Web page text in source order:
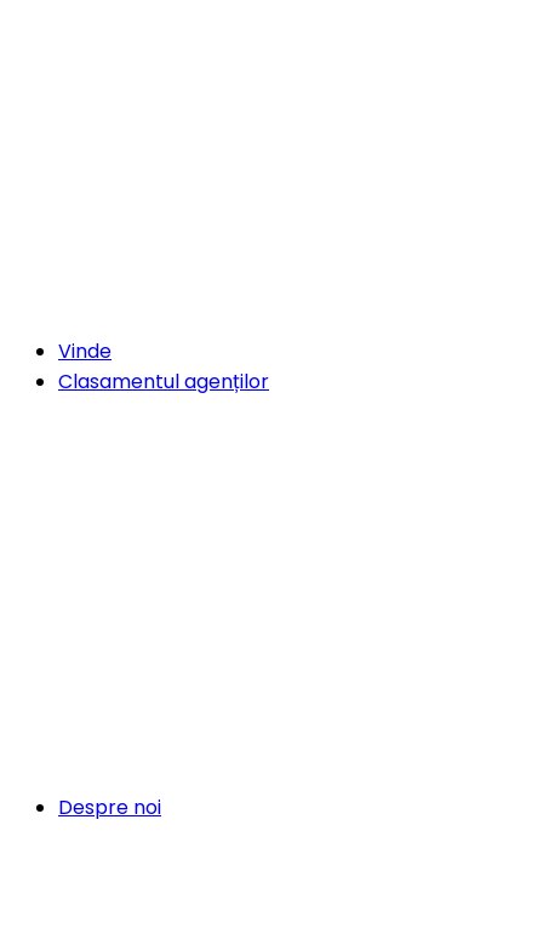
Vinde
Clasamentul agenților
Despre noi